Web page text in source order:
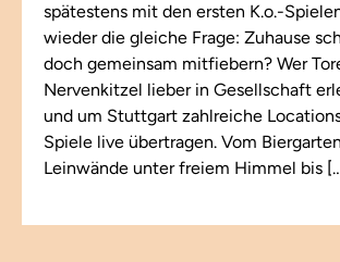
spätestens mit den ersten K.o.-
wieder die gleiche Frage: Zuhause
doch gemeinsam mitfiebern? Wer
Nervenkitzel lieber in Gesellschaft
und um Stuttgart zahlreiche
Spiele live übertragen. Vom
Leinwände unter freiem Himmel bis